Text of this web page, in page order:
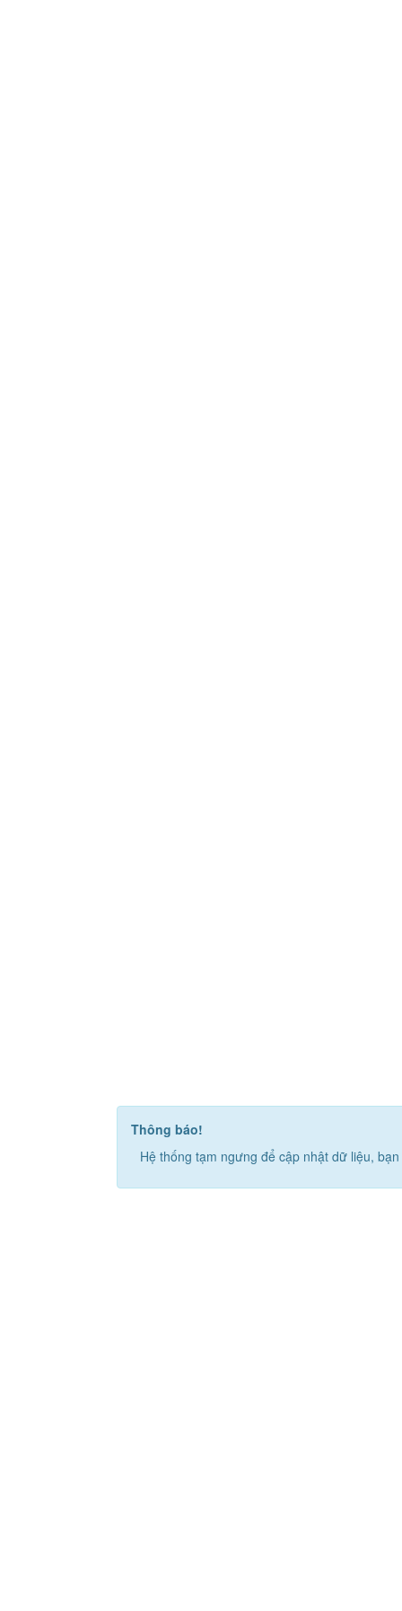
Thông báo!
Hệ thống tạm ngưng để cập nhật dữ liệu,